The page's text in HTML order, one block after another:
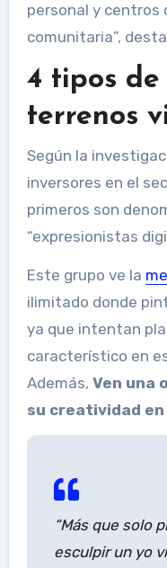
personal y centros
comunitaria”,
4 tipos de
terrenos
Según la
inversores en el
primeros son
“expresionistas
Este grupo ve la
ilimitado donde
ya que intentan
característico en
Además, Ven una
su creatividad en
“Más que solo
esculpir un yo